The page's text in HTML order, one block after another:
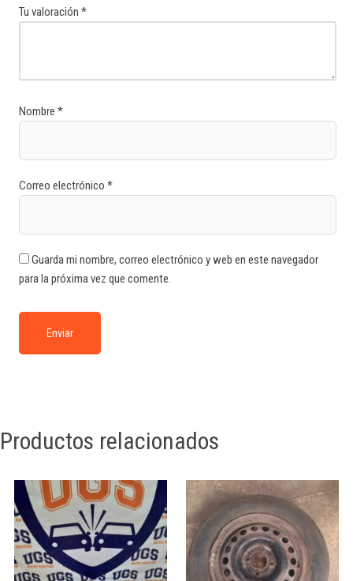
Tu valoración *
Nombre *
Correo electrónico *
Guarda mi nombre, correo electrónico y web en este navegador
para la próxima vez que comente.
Productos relacionados